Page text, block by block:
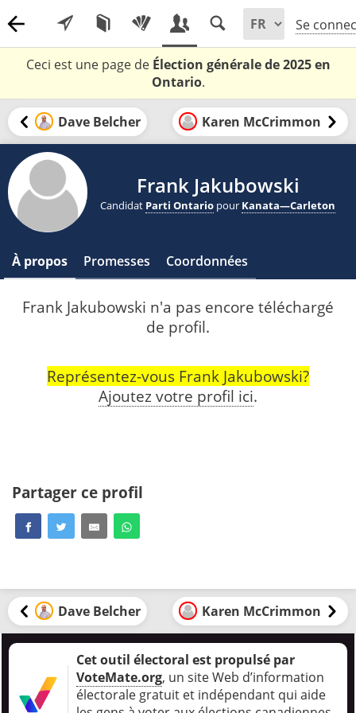
Se
Ceci est une page de Élection générale de 2025 en
Ontario.
Dave Belcher Karen McCrimmon
Frank Jakubowski
Candidat Parti Ontario pour Kanata—Carleton
À propos Promesses Coordonnées
Frank Jakubowski n'a pas encore téléchargé
de profil.
Représentez-vous Frank Jakubowski?
Ajoutez votre profil ici.
Partager ce profil
Dave Belcher Karen McCrimmon
Cet outil électoral est propulsé par
VoteMate.org, un site Web d’information
électorale gratuit et indépendant qui aide